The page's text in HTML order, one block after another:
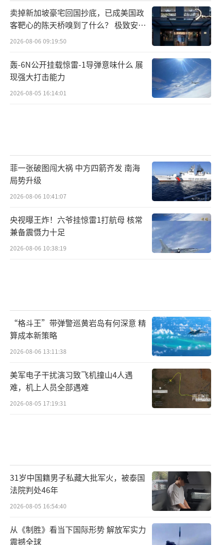
卖掉新加坡豪宅回国抄底，已成美国政
客靶心的陈天桥嗅到了什么？ 极致安全
的追寻
2026-08-06 09:19:50
轰-6N公开挂载惊雷-1导弹意味什么 展
现强大打击能力
2026-08-05 16:14:01
菲一张破图闯大祸 中方四箭齐发 南海
局势升级
2026-08-06 10:41:07
央视曝王炸！六爷挂惊雷1打航母 核常
兼备震慑力十足
2026-08-06 10:38:19
“格斗王”带弹警巡黄岩岛有何深意 精
算成本新策略
2026-08-06 13:11:38
美军电子干扰演习致飞机撞山4人遇
难，机上人员全部遇难
2026-08-05 17:19:31
31岁中国籍男子私藏大批军火，被泰国
法院判处46年
2026-08-05 16:54:40
从《制胜》看当下国际形势 解放军实力
震撼全球